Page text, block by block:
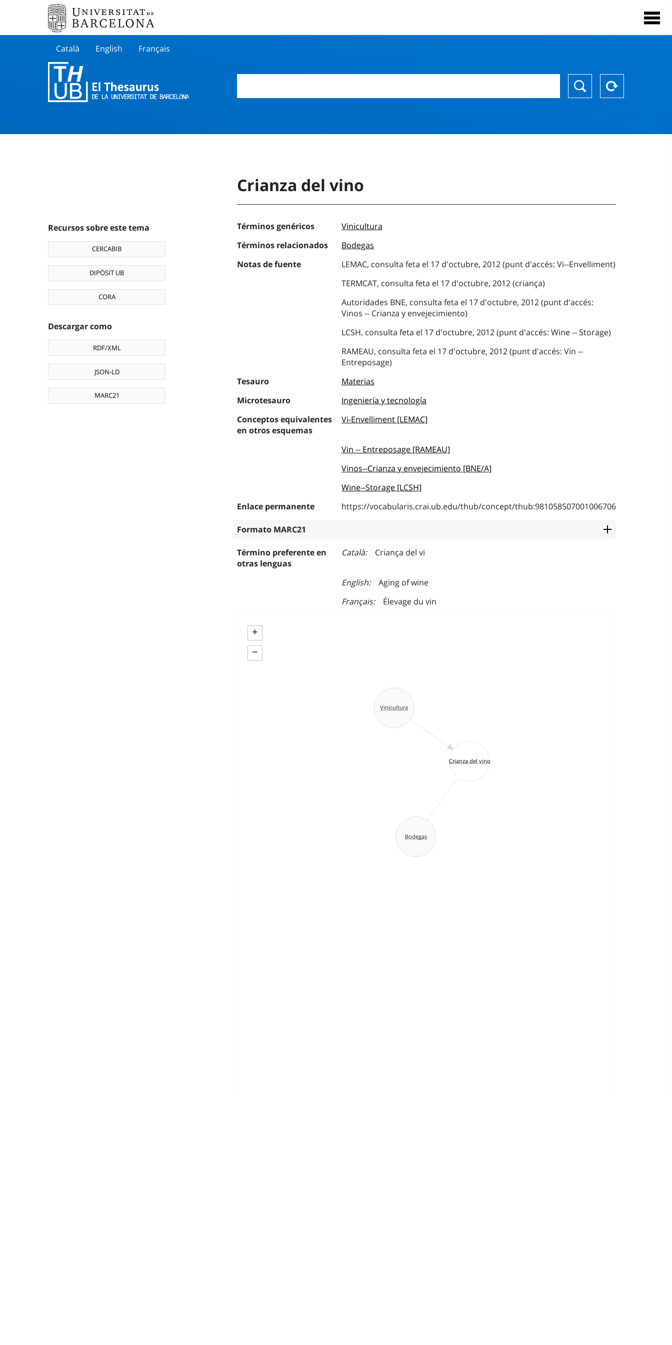
Català English Français
Recursos sobre este tema
CERCABIB
DIPÒSIT UB
CORA
Descargar como
RDF/XML
JSON-LD
MARC21
Crianza del vino
Términos genéricos
Vinicultura
Términos relacionados
Bodegas
Notas de fuente
LEMAC, consulta feta el 17 d'octubre, 2012 (punt d'accés: Vi--Envelliment)
TERMCAT, consulta feta el 17 d'octubre, 2012 (criança)
Autoridades BNE, consulta feta el 17 d'octubre, 2012 (punt d'accés:
Vinos -- Crianza y envejecimiento)
LCSH, consulta feta el 17 d'octubre, 2012 (punt d'accés: Wine -- Storage)
RAMEAU, consulta feta el 17 d'octubre, 2012 (punt d'accés: Vin --
Entreposage)
Tesauro
Materias
Microtesauro
Ingeniería y tecnología
Conceptos equivalentes
en otros esquemas
Vi-Envelliment [LEMAC]
Vin -- Entreposage [RAMEAU]
Vinos--Crianza y envejecimiento [BNE/A]
Wine--Storage [LCSH]
Enlace permanente
https://vocabularis.crai.ub.edu/thub/concept/thub:981058507001006706
Formato MARC21
Término preferente en
otras lenguas
Català Criança del vi
English
Aging of wine
Français
Élevage du vin
+
−
Crianza del vino
Bodegas
Vinicultura